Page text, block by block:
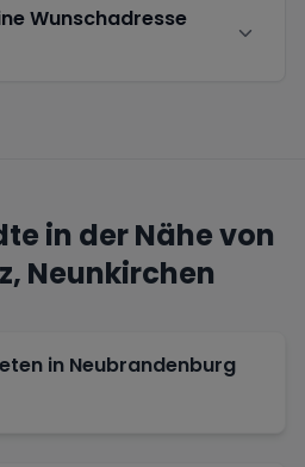
Wunschadresse
in der Nähe von
Neunkirchen
in Neubrandenburg